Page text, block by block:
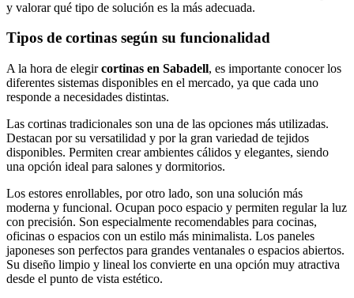
y valorar qué tipo de solución es la más adecuada.
Tipos de cortinas según su funcionalidad
A la hora de elegircortinas en Sabadell, es importante conocer los
diferentes sistemas disponibles en el mercado, ya que cada uno
responde a necesidades distintas.
Las cortinas tradicionales son una de las opciones más utilizadas.
Destacan por su versatilidad y por la gran variedad de tejidos
disponibles. Permiten crear ambientes cálidos y elegantes, siendo
una opción ideal para salones y dormitorios.
Los estores enrollables, por otro lado, son una solución más
moderna y funcional. Ocupan poco espacio y permiten regular la luz
con precisión. Son especialmente recomendables para cocinas,
oficinas o espacios con un estilo más minimalista. Los paneles
japoneses son perfectos para grandes ventanales o espacios abiertos.
Su diseño limpio y lineal los convierte en una opción muy atractiva
desde el punto de vista estético.